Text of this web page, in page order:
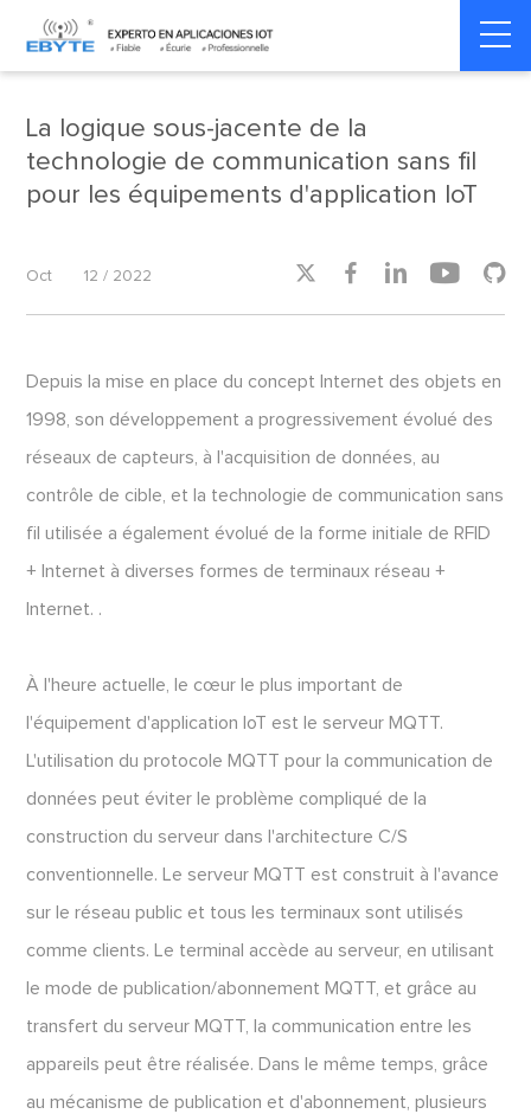
Home > Industrial IoT > Industrial IoT
La logique sous-jacente de la
technologie de communication sans fil
pour les équipements d'application IoT
Oct 12 / 2022     
Depuis la mise en place du concept Internet des objets en
1998, son développement a progressivement évolué des
réseaux de capteurs, à l'acquisition de données, au
contrôle de cible, et la technologie de communication sans
fil utilisée a également évolué de la forme initiale de RFID
+ Internet à diverses formes de terminaux réseau +
Internet. .
À l'heure actuelle, le cœur le plus important de
l'équipement d'application IoT est le serveur MQTT.
L'utilisation du protocole MQTT pour la communication de
données peut éviter le problème compliqué de la
construction du serveur dans l'architecture C/S
conventionnelle. Le serveur MQTT est construit à l'avance
sur le réseau public et tous les terminaux sont utilisés
comme clients. Le terminal accède au serveur, en utilisant
le mode de publication/abonnement MQTT, et grâce au
transfert du serveur MQTT, la communication entre les
appareils peut être réalisée. Dans le même temps, grâce
au mécanisme de publication et d'abonnement, plusieurs